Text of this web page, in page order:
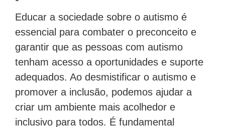
Educar a sociedade sobre o autismo é
essencial para combater o preconceito e
garantir que as pessoas com autismo
tenham acesso a oportunidades e suporte
adequados. Ao desmistificar o autismo e
promover a inclusão, podemos ajudar a
criar um ambiente mais acolhedor e
inclusivo para todos. É fundamental